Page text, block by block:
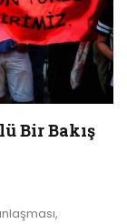
Bir Bakış